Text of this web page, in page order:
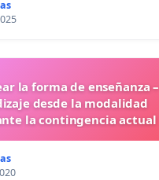
la forma de enseñanza –
desde la modalidad
la contingencia actual